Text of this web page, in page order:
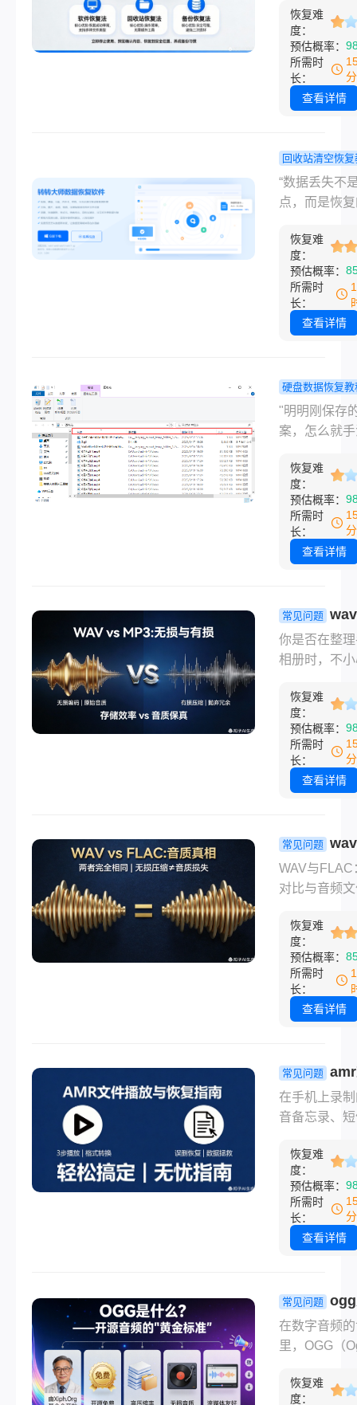
知道，那种
停的窒息感
心的是，网
五花八门，
命令行把数
覆盖
白也能轻松
手！
是小编，一
互联网行业
年的电脑软
博主。每天
能收到无数
恢复？”“回收
了，数据还
来吗？”作为
具的专家，
数据误删带
仅是时间损
是情感上的
恢复难
度：
预估概率：
所需时
长：
查看详情
回收站清空恢
回收站清空
么恢复回来
复方法大揭
“数据丢失不
点，而是恢
空，数据就
失了？”——
为一名从事
件测评多年
主，小编告
工作中，我
多用户因误
件、回收站
焦虑不已，
场办公人群
体拍摄者，
键数据可能
目进度或创
感。那么回
空了怎么恢
享回收站清
恢复方法，
速找回丢失
恢复难
度：
预估概率：
所需时
长：
查看详情
硬盘数据恢复教
盘里的资料
心删除了怎
你快速找回
文件！
"明明刚保存
案，怎么就
溃瞬间，职
乎都经历过
心的是，回
清空、U盘
SD卡误删后
学。那么硬
资料不小心
怎么找回呢
急！作为测
20+数据恢复
博主，今天
出5个高成功
代码、小白
实操方案，
脑、U盘、
恢复难
度：
预估概率：
所需时
长：
查看详情
常见问题
mp3格式有
区别？误删
最安全！
你是否在整
相册时，不
音（如宝宝
重要会议记
MP3音乐？
wav和mp3
么区别呢？
区别，并手
你用“转转大
恢复软件”10
找回误删的
件——中国用
测成功率
绝“误删后悔”
恢复难
度：
预估概率：
所需时
长：
查看详情
常见问题
flac哪个音
音质真相与
衡！
WAV与FLAC
对比与音频
格式音质解
字音频领域
和FLAC都是
频格式的佼
但它们在技
原始的完美
WAV（
Audio File
Format）是
经压缩的音
式，直接存储
PCM（脉冲
制）数据。
大优点是：
损：100%保
恢复难
度：
预估概率：
所需时
长：
查看详情
常见问题
怎么播放？
松搞定，误
在手机上录
音备忘录、
常以AMR格
（如录音
但当你想在
播放时，却
统提示“格式
缩格式，虽
乐级音质，
积小、兼容
为手机标配
amr文件怎么
呢？本文手
恢复难
度：
预估概率：
所需时
长：
查看详情
常见问题
么格式的文
高效压缩原
在数字音频
里，OGG（
“隐形冠军”
恢复难
度：